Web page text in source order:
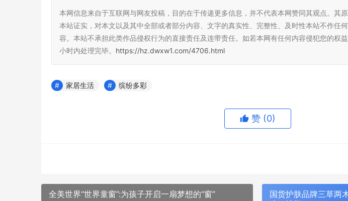
本网信息来自于互联网与网友投稿，目的在于传递更多信息，并不代表本网赞同其观点。其
本站证实，对本文以及其中全部或者部分内容、文字的真实性、完整性、及时性本站不作任
容。本站不承担此类作品侵权行为的直接责任及连带责任。如若本网有任何内容侵犯您的权
小时内处理完毕。 https://hz.dwxw1.com/4706.html
家居生活 缤纷多彩
赞 (0)
全美世界“世界童窗”:为孩子开启一扇梦想的“窗”
国货护肤品牌三草两
小米手表S3官宣：首发手表版澎湃OS 支持